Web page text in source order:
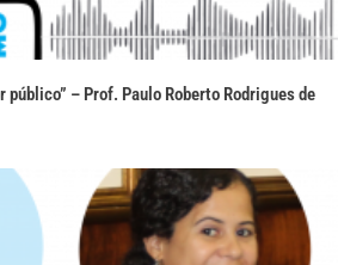
público” – Prof. Paulo Roberto Rodrigues de